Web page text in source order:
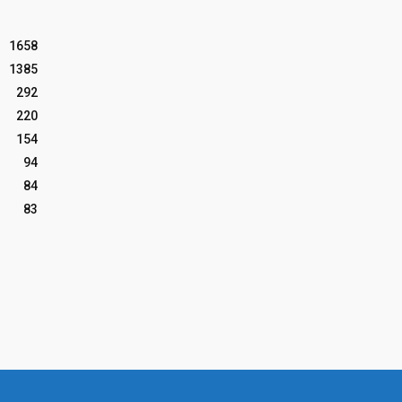
1658
1385
292
220
154
94
84
83